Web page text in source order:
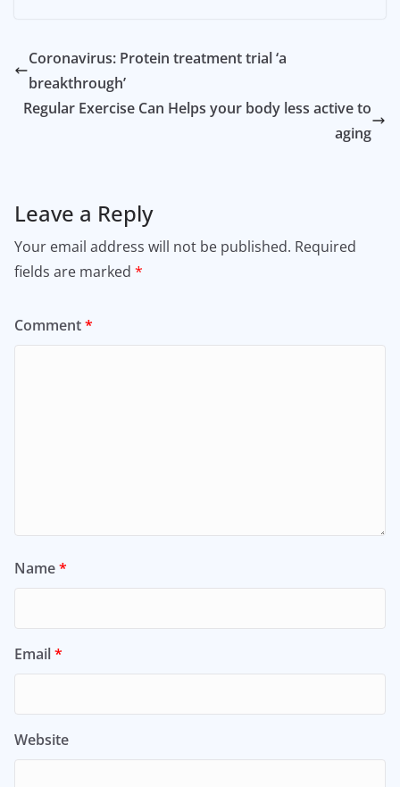
Coronavirus: Protein treatment trial ‘a
breakthrough’
Regular Exercise Can Helps your body less active to
aging
Leave a Reply
Your email address will not be published. Required
fields are marked *
Comment*
Name*
Email*
Website